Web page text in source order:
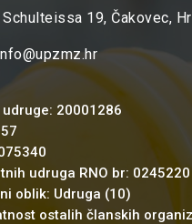
19, Čakovec,
20001286
udruga RNO br: 0245220
oblik: Udruga (10)
ostalih članskih